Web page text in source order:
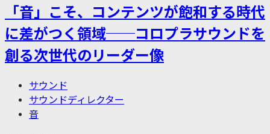
「音」こそ、コンテンツが飽和する時代
に差がつく領域──コロプラサウンドを
創る次世代のリーダー像
サウンド
サウンドディレクター
音